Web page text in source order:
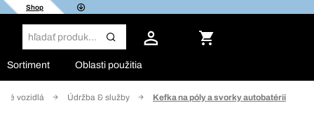
Shop
Sortiment Oblasti použitia
vozidlá Údržba & služby Kefka na póly a svorky autobatérií